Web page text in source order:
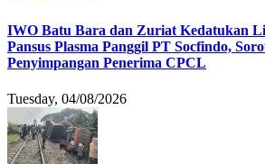
IWO Batu Bara dan Zuriat Kedatukan
Pansus Plasma Panggil PT Socfindo,
Penyimpangan Penerima CPCL
Tuesday, 04/08/2026